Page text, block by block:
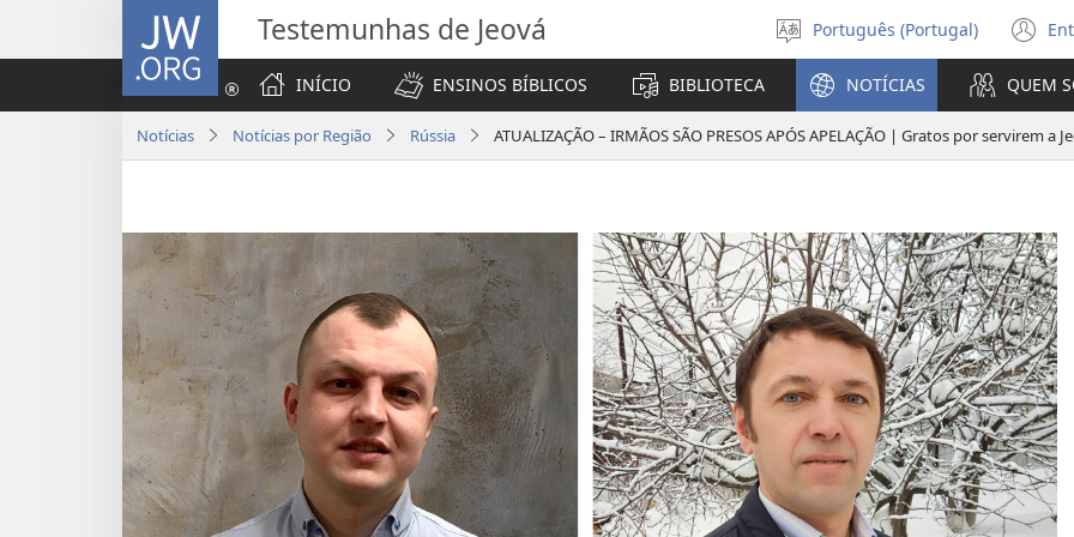
JW.ORG Testemunhas de Jeová
Selecionar
Língua
Português (Portugal)
INÍCIO
ENSINOS BÍBLICOS BIBLIOTECA NOTÍCIAS QUEM
Notícias Notícias por Região Rússia ATUALIZAÇÃO – IRMÃOS SÃO PRESOS APÓS APELAÇÃO | Gratos por servirem a